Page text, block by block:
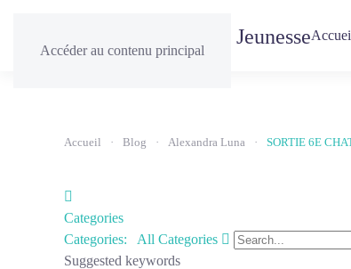
Accéder au contenu principal
Accueil Blog Alexandra Luna SORTIE 6E
Categories
Categories:
All Categories
Search...
Suggested keywords